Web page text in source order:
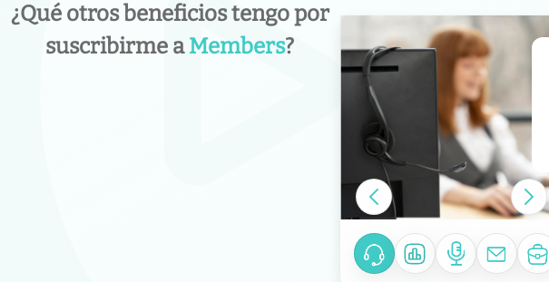
¿Qué otros beneficios tengo por
suscribirme aMembers?